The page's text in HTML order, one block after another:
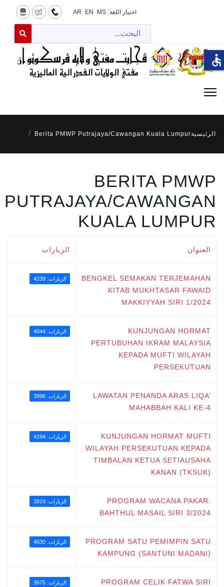
اختيار اللغة: MS
EN
AR
for results.
الرئيسيةBerita PMWP Putrajaya/Cawangan Kuala Lumpur
BERITA PMWP
PUTRAJAYA/CAWANGAN
KUALA LUMPUR
العنوان الزيارات
BENGKEL SEMAKAN TERJEMAHAN
KITAB MUKHTASAR FAWAID
MAKKIYYAH SIRI 1/2024
الزيارات: 4239
KUNJUNGAN HORMAT
PERTUBUHAN IKRAM MALAYSIA
KEPADA MUFTI WILAYAH
PERSEKUTUAN
الزيارات: 4044
LAWATAN PENANDA ARAS LIQA’
MAHABBAH KALI KE-4
الزيارات: 3996
KUNJUNGAN HORMAT MUFTI
WILAYAH PERSEKUTUAN KEPADA
TIMBALAN KETUA SETIAUSAHA
KANAN (TKSUK)
الزيارات: 4194
PROGRAM WACANA PAKAR:
BAHTHUL MASAIL SIRI 3/2024
الزيارات: 3919
PROGRAM SATU PEMIMPIN SATU
KAMPUNG (SANTUNI MADANI)
الزيارات: 4630
PROGRAM CELIK FATWA SIRI
الزيارات: 3675
accessible